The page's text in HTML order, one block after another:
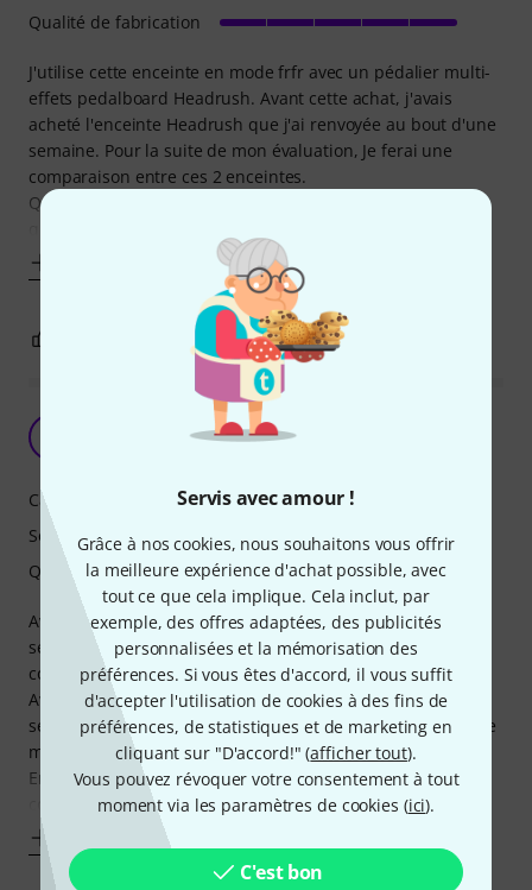
Servis avec amour !
Grâce à nos cookies, nous souhaitons vous offrir
la meilleure expérience d'achat possible, avec
tout ce que cela implique. Cela inclut, par
exemple, des offres adaptées, des publicités
personnalisées et la mémorisation des
préférences. Si vous êtes d'accord, il vous suffit
d'accepter l'utilisation de cookies à des fins de
préférences, de statistiques et de marketing en
cliquant sur "D'accord!" (afficher tout).
Vous pouvez révoquer votre consentement à tout
moment via les paramètres de cookies (ici).
C'est bon
J'utilise cette enceinte en mode frfr avec un pédalier multi-
effets pedalboard Headrush. Avant cette achat, j'avais
acheté l'enceinte Headrush que j'ai renvoyée au bout d'une
semaine. Pour la suite de mon évaluation, Je ferai une
comparaison entre ces 2 enceintes.
Qualité de fabrication, le plastique de l'Ev est de meilleur
Qualité de fabrication
SIGNALER L'ÉVALUATION
Idéal comme retour !
Fuzzguzz 30.06.2026
Avec mon groupe, nous en avons acheté deux qui nous
servent de retour et la qualité de chant s'est
considérablement améliorée !
Avant, c'était les "façades" placée derrière nous qui
servaient de retours et nous avions l'impression que tout le
monde était content…
Erreur ! Rien ne vaut un bon bain de pied qui sonne
correctement et ce EV ZLX 8P fait le job
Caractéristiques
Son
Qualité de fabrication